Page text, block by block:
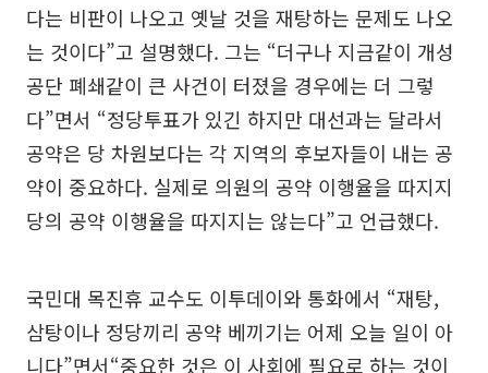
다는 비판이 나오고 옛날 것을 재탕하는 문제도 나오
는 것이다”고 설명했다. 그는 “더구나 지금같이 개성
공단 폐쇄같이 큰 사건이 터졌을 경우에는 더 그렇
다”면서 “정당투표가 있긴 하지만 대선과는 달라서
공약은 당 차원보다는 각 지역의 후보자들이 내는 공
약이 중요하다. 실제로 의원의 공약 이행율을 따지지
당의 공약 이행율을 따지지는 않는다”고 언급했다.
국민대 목진휴 교수도 이투데이와 통화에서 “재탕,
삼탕이나 정당끼리 공약 베끼기는 어제 오늘 일이 아
니다”면서“중요한 것은 이 사회에 필요로 하는 것이